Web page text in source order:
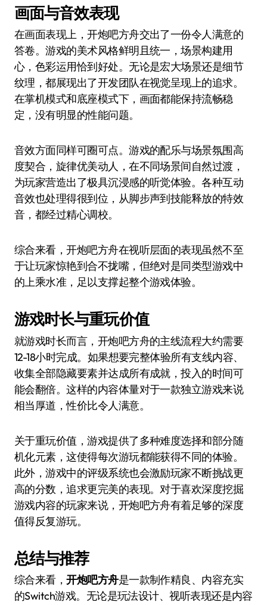
画面与音效表现
在画面表现上，开炮吧方舟交出了一份令人满意的
答卷。游戏的美术风格鲜明且统一，场景构建用
心，色彩运用恰到好处。无论是宏大场景还是细节
纹理，都展现出了开发团队在视觉呈现上的追求。
在掌机模式和底座模式下，画面都能保持流畅稳
定，没有明显的性能问题。
音效方面同样可圈可点。游戏的配乐与场景氛围高
度契合，旋律优美动人，在不同场景间自然过渡，
为玩家营造出了极具沉浸感的听觉体验。各种互动
音效也处理得很到位，从脚步声到技能释放的特效
音，都经过精心调校。
综合来看，开炮吧方舟在视听层面的表现虽然不至
于让玩家惊艳到合不拢嘴，但绝对是同类型游戏中
的上乘水准，足以支撑起整个游戏体验。
游戏时长与重玩价值
就游戏时长而言，开炮吧方舟的主线流程大约需要
12-18小时完成。如果想要完整体验所有支线内容、
收集全部隐藏要素并达成所有成就，投入的时间可
能会翻倍。这样的内容体量对于一款独立游戏来说
相当厚道，性价比令人满意。
关于重玩价值，游戏提供了多种难度选择和部分随
机化元素，这使得每次游玩都能获得不同的体验。
此外，游戏中的评级系统也会激励玩家不断挑战更
高的分数，追求更完美的表现。对于喜欢深度挖掘
游戏内容的玩家来说，开炮吧方舟有着足够的深度
值得反复游玩。
总结与推荐
综合来看，开炮吧方舟是一款制作精良、内容充实
的Switch游戏。无论是玩法设计、视听表现还是内容